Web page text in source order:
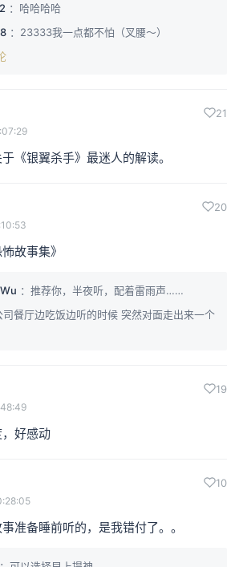
：哈哈哈哈
：23333我一点都不怕（叉腰～）
21
《银翼杀手》最迷人的解读。
20
故事集》
：推荐你，半夜听，配着雷雨声……
司餐厅边吃饭边听的时候 突然对面走出来一个
19
好感动
10
准备睡前听的，是我错付了。。